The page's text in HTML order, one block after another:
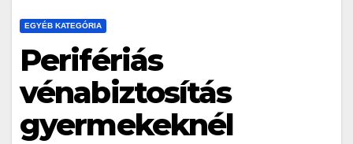
EGYÉB KATEGÓRIA
Perifériás
vénabiztosítás
gyermekeknél